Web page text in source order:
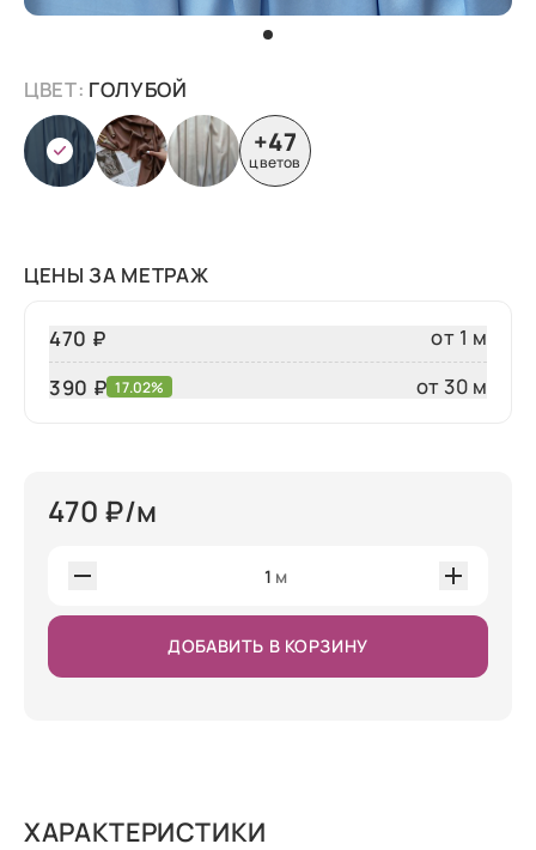
ЦВЕТ: ГОЛУБОЙ
+47
цветов
ЦЕНЫ ЗА МЕТРАЖ
470 ₽
от 1 м
390 ₽ 17.02% от 30 м
470 ₽/м
1 м
ДОБАВИТЬ В КОРЗИНУ
ХАРАКТЕРИСТИКИ